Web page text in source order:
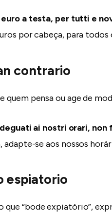
euro a testa, per tutti e
por cabeça, para todos
contrario
quem pensa ou age de
ai nostri orari, non
adapte-se aos nossos
espiatorio
que “bode expiatório”,